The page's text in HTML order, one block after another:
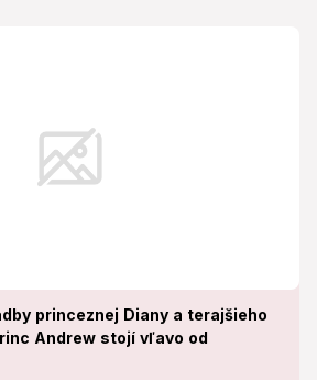
princeznej Diany a terajšieho
Andrew stojí vľavo od